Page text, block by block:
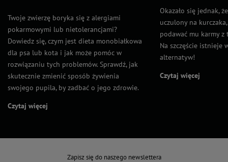
Twoje zwierzę boryka się z alergiami
pokarmowymi lub nietolerancjami?
Dowiedz się, czym jest dieta monobiałkowa
dla psa lub kota i jak może pomóc w
rozwiązaniu tych problemów. Sprawdź, jak
skutecznie zmienić sposób żywienia
swojego pupila, by zadbać o jego zdrowie.
Czytaj więcej
Okazało się jednak,
uczulony na
podawać mu karmy z
Na szczęście istnieje
alternatyw!
Czytaj więcej
Zapisz się do naszego newslettera